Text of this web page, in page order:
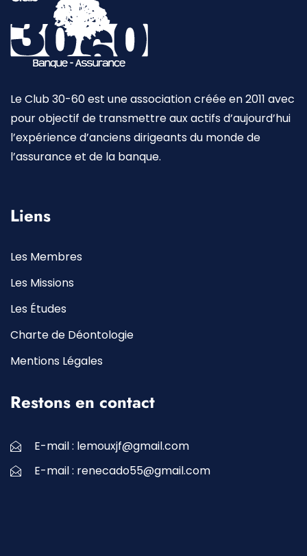
Le Club 30-60 est une association créée en 2011 avec
pour objectif de transmettre aux actifs d’aujourd’hui
l’expérience d’anciens dirigeants du monde de
l’assurance et de la banque.
Liens
Les Membres
Les Missions
Les Études
Charte de Déontologie
Mentions Légales
Restons en contact
E-mail : lemouxjf@gmail.com
E-mail : renecado55@gmail.com